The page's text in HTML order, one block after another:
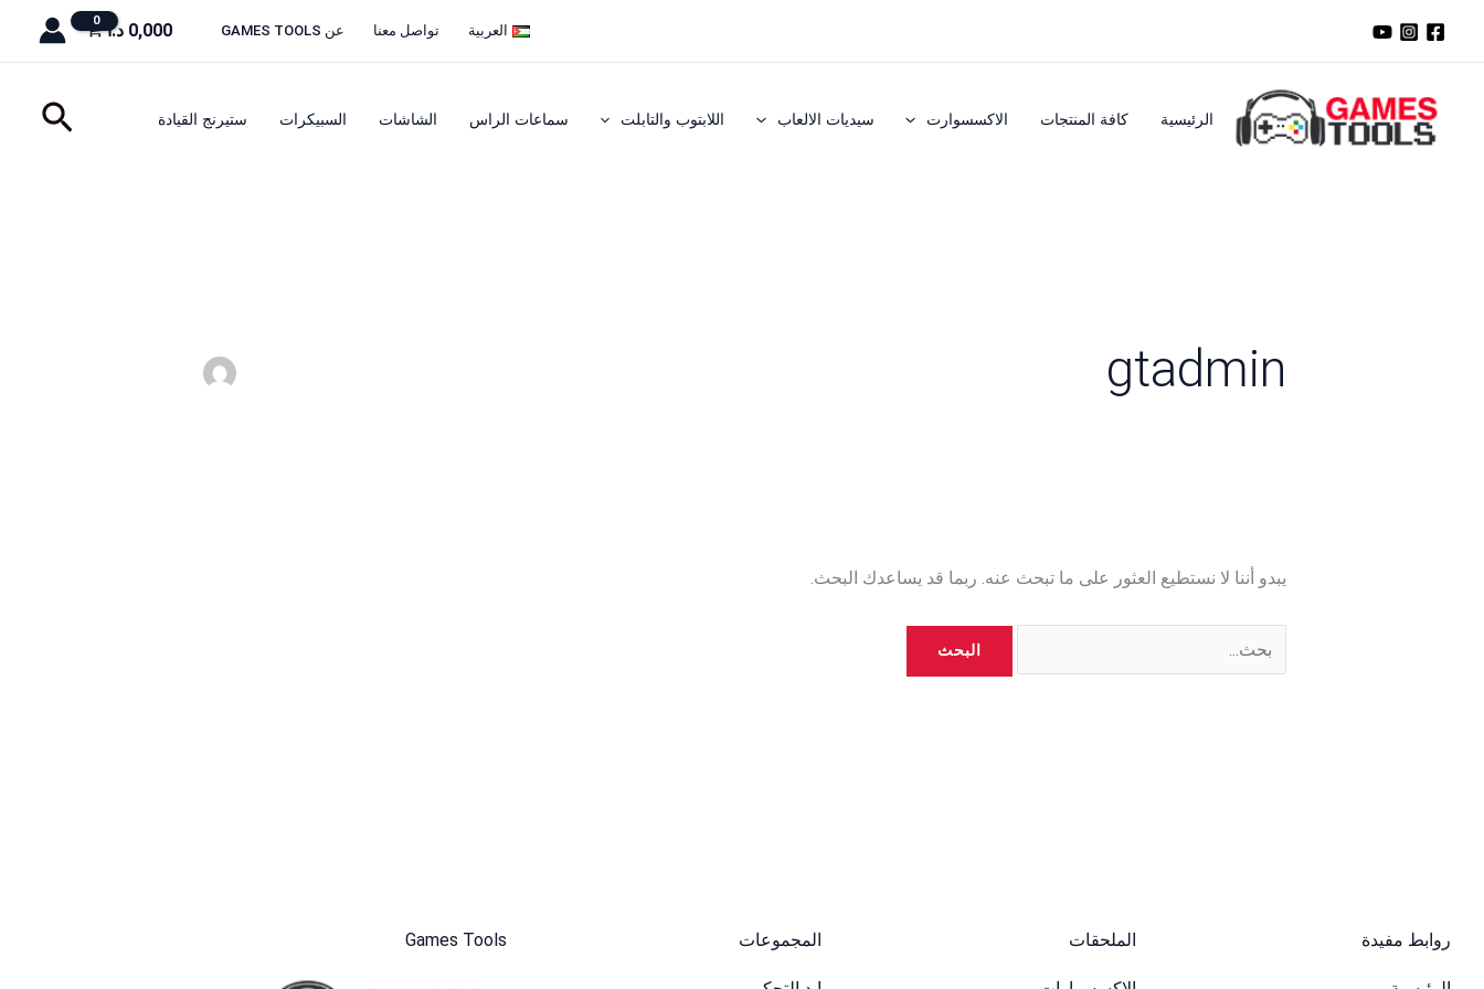
العربية تواصل معنا عن GAMES TOOLS 0,000 د.ا
الرئيسية كافة المنتجات الاكسسوارت سيديات الالعاب اللابتوب والتابلت سماعات الراس الشاشات السبيكرات ستيرنج القيادة
gtadmin
يبدو أننا لا نستطيع العثور على ما تبحث عنه. ربما قد يساعدك البحث.
عن:
روابط مفيدة الملحقات المجموعات Games Tools